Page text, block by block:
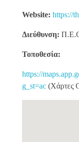
Website: https://
Διεύθυνση:
Τοποθεσία:
https://
g_st=ac (Χάρτες